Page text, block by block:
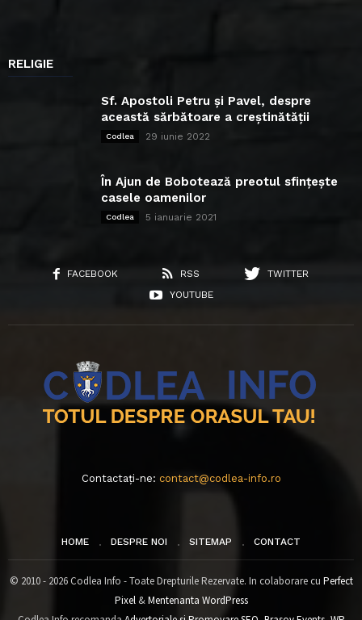
RELIGIE
Sf. Apostoli Petru și Pavel, despre
această sărbătoare a creștinătății
Codlea 29 iunie 2022
În Ajun de Bobotează preotul sfințește
casele oamenilor
Codlea 5 ianuarie 2021
FACEBOOK RSS
TWITTER
YOUTUBE
Contactați-ne: contact@codlea-info.ro
HOME DESPRE NOI SITEMAP CONTACT
© 2010 - 2026 Codlea Info - Toate Drepturile Rezervate. In colaborare cu Perfect
Pixel&Mentenanta WordPress